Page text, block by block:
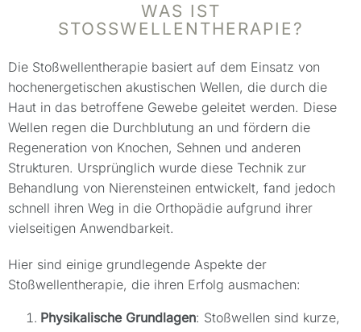
WAS IST
STOSSWELLENTHERAPIE?
Die Stoßwellentherapie basiert auf dem Einsatz von
hochenergetischen akustischen Wellen, die durch die
Haut in das betroffene Gewebe geleitet werden. Diese
Wellen regen die Durchblutung an und fördern die
Regeneration von Knochen, Sehnen und anderen
Strukturen. Ursprünglich wurde diese Technik zur
Behandlung von Nierensteinen entwickelt, fand jedoch
schnell ihren Weg in die Orthopädie aufgrund ihrer
vielseitigen Anwendbarkeit.
Hier sind einige grundlegende Aspekte der
Stoßwellentherapie, die ihren Erfolg ausmachen:
Physikalische Grundlagen: Stoßwellen sind kurze,